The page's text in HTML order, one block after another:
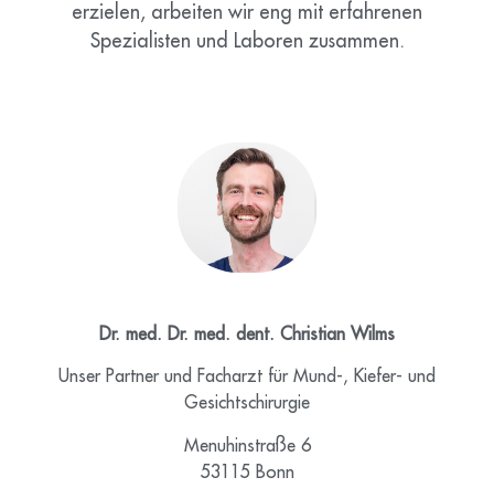
erzielen, arbeiten wir eng mit erfahrenen
Spezialisten und Laboren zusammen.
Dr. med. Dr. med. dent. Christian Wilms
Unser Partner und Facharzt für Mund-, Kiefer- und
Gesichtschirurgie
Menuhinstraße 6
53115 Bonn